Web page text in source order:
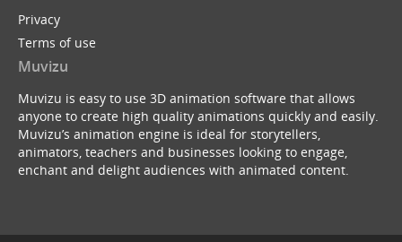
Privacy
Terms of use
Muvizu
Muvizu is easy to use 3D animation software that allows
anyone to create high quality animations quickly and easily.
Muvizu’s animation engine is ideal for storytellers,
animators, teachers and businesses looking to engage,
enchant and delight audiences with animated content.